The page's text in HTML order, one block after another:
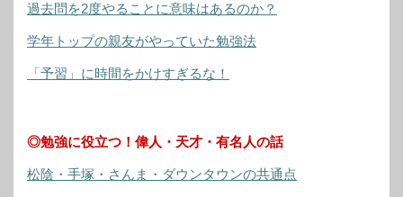
過去問を2度やることに意味はあるのか？
学年トップの親友がやっていた勉強法
「予習」に時間をかけすぎるな！
◎勉強に役立つ！偉人・天才・有名人の話
松陰・手塚・さんま・ダウンタウンの共通点